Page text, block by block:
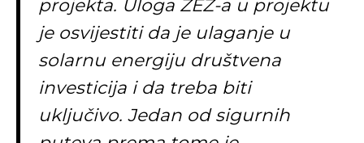
projekta. Uloga ZEZ-a u projektu
je osvijestiti da je ulaganje u
solarnu energiju društvena
investicija i da treba biti
uključivo. Jedan od sigurnih